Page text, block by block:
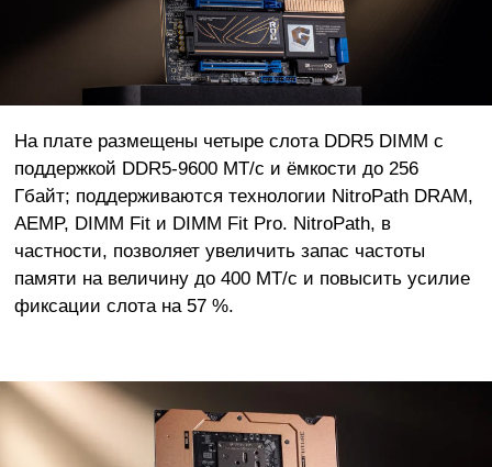
На плате размещены четыре слота DDR5 DIMM с
поддержкой DDR5-9600 МТ/с и ёмкости до 256
Гбайт; поддерживаются технологии NitroPath DRAM,
AEMP, DIMM Fit и DIMM Fit Pro. NitroPath, в
частности, позволяет увеличить запас частоты
памяти на величину до 400 МТ/с и повысить усилие
фиксации слота на 57 %.